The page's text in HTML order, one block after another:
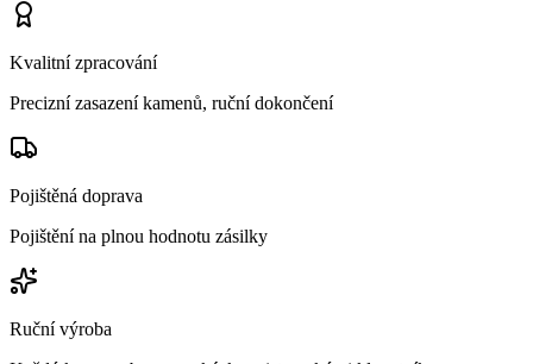
Kvalitní zpracování
Precizní zasazení kamenů, ruční dokončení
Pojištěná doprava
Pojištění na plnou hodnotu zásilky
Ruční výroba